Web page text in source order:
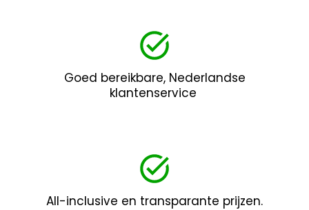
Goed bereikbare, Nederlandse
klantenservice
All-inclusive en transparante prijzen.